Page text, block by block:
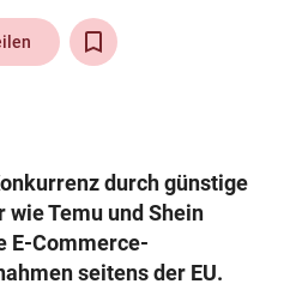
arrow_right
durch günstige
Temu und Shein
E-Commerce-
seitens der EU.